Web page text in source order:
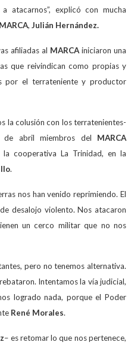
atacarnos”, explicó con mucha
MARCA, Julián Hernández.
afiliadas al MARCA iniciaron una
que reivindican como propias y
por el terrateniente y productor
la colusión con los terratenientes-
abril miembros del MARCA
cooperativa La Trinidad, en la
.
nos han venido reprimiendo. El
desalojo violento. Nos atacaron
un cerco militar que no nos
pero no tenemos alternativa.
Intentamos la vía judicial,
logrado nada, porque el Poder
René Morales.
– es retomar lo que nos pertenece,